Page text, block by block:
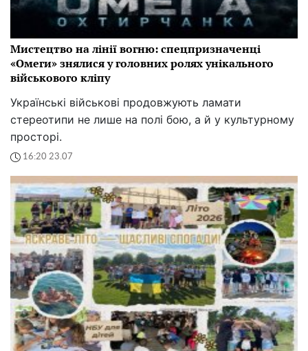
Мистецтво на лінії вогню: спецпризначенці
«Омеги» знялися у головних ролях унікального
військового кліпу
Українські військові продовжують ламати
стереотипи не лише на полі бою, а й у культурному
просторі.
16:20 23.07